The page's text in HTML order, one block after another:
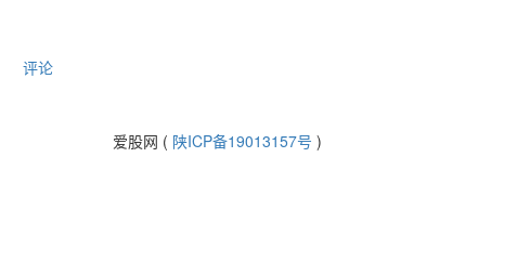
评论
爱股网 ( 陕ICP备19013157号 )